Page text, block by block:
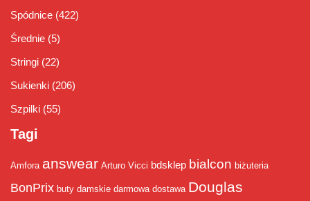
Spódnice (422)
Średnie (5)
Stringi (22)
Sukienki (206)
Szpilki (55)
Tagi
Amfora answear Arturo Vicci bdsklep bialcon biżuteria
BonPrix buty damskie darmowa dostawa Douglas